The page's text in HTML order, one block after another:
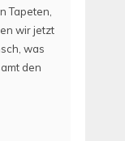
Tapeten,
wir jetzt
was
den